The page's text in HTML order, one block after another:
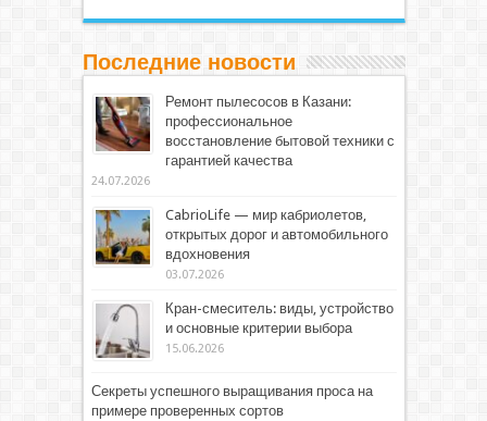
Последние новости
Ремонт пылесосов в Казани:
профессиональное
восстановление бытовой техники с
гарантией качества
24.07.2026
CabrioLife — мир кабриолетов,
открытых дорог и автомобильного
вдохновения
03.07.2026
Кран-смеситель: виды, устройство
и основные критерии выбора
15.06.2026
Секреты успешного выращивания проса на
примере проверенных сортов